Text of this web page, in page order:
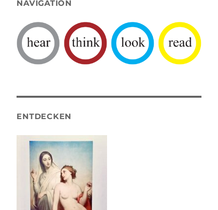
NAVIGATION
ENTDECKEN